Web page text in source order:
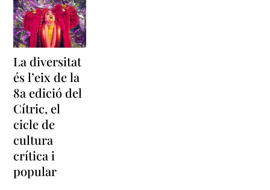
La diversitat
és l’eix de la
8a edició del
Cítric, el
cicle de
cultura
crítica i
popular